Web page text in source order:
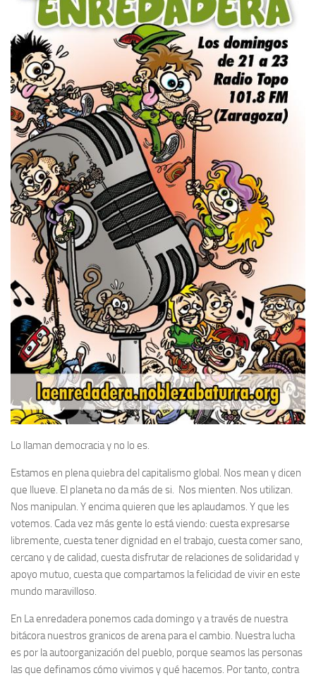
Lo llaman democracia y no lo es.
Estamos en plena quiebra del capitalismo global. Nos mean y dicen
que llueve. El planeta no da más de si. Nos mienten. Nos utilizan.
Nos manipulan. Y encima quieren que les aplaudamos. Y que les
votemos. Cada vez más gente lo está viendo: cuesta expresarse
libremente, cuesta tener dignidad en el trabajo, cuesta comer sano,
cercano y de calidad, cuesta disfrutar de relaciones de solidaridad y
apoyo mutuo, cuesta que compartamos la felicidad de vivir en este
mundo maravilloso.
En La enredadera ponemos cada domingo y a través de nuestra
bitácora nuestros granicos de arena para el cambio. Nuestra lucha
es por la autoorganización del pueblo, porque seamos las personas
las que definamos cómo vivimos y qué hacemos. Por tanto, contra